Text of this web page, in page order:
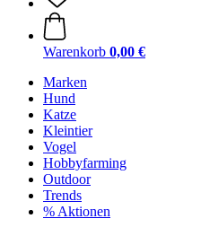
Warenkorb 0,00 €
Marken
Hund
Katze
Kleintier
Vogel
Hobbyfarming
Outdoor
Trends
% Aktionen